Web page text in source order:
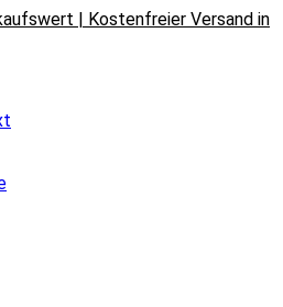
| Kostenfreier Versand in